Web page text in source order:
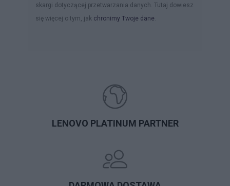
skargi dotyczącej przetwarzania danych. Tutaj dowiesz
się więcej o tym, jak chronimy Twoje dane.
LENOVO PLATINUM PARTNER